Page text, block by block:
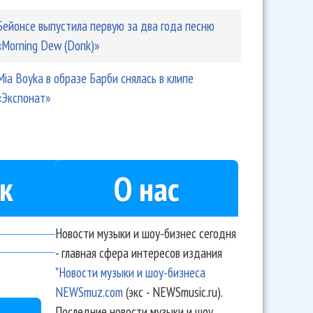
выпустила первую за два года песню
Dew (Donk)»
Boyka в образе Барби снялась в клипе
О нас
Новости музыки и шоу-бизнес сегодня
- главная сфера интересов издания
"Новости музыки и шоу-бизнеса
NEWSmuz.com(экс - NEWSmusic.ru).